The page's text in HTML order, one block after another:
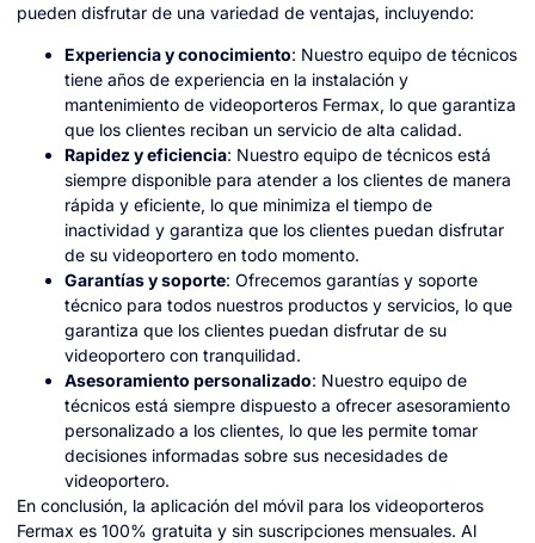
pueden disfrutar de una variedad de ventajas, incluyendo:
Experiencia y conocimiento: Nuestro equipo de técnicos
tiene años de experiencia en la instalación y
mantenimiento de videoporteros Fermax, lo que garantiza
que los clientes reciban un servicio de alta calidad.
Rapidez y eficiencia: Nuestro equipo de técnicos está
siempre disponible para atender a los clientes de manera
rápida y eficiente, lo que minimiza el tiempo de
inactividad y garantiza que los clientes puedan disfrutar
de su videoportero en todo momento.
Garantías y soporte: Ofrecemos garantías y soporte
técnico para todos nuestros productos y servicios, lo que
garantiza que los clientes puedan disfrutar de su
videoportero con tranquilidad.
Asesoramiento personalizado: Nuestro equipo de
técnicos está siempre dispuesto a ofrecer asesoramiento
personalizado a los clientes, lo que les permite tomar
decisiones informadas sobre sus necesidades de
videoportero.
En conclusión, la aplicación del móvil para los videoporteros
Fermax es 100% gratuita y sin suscripciones mensuales. Al